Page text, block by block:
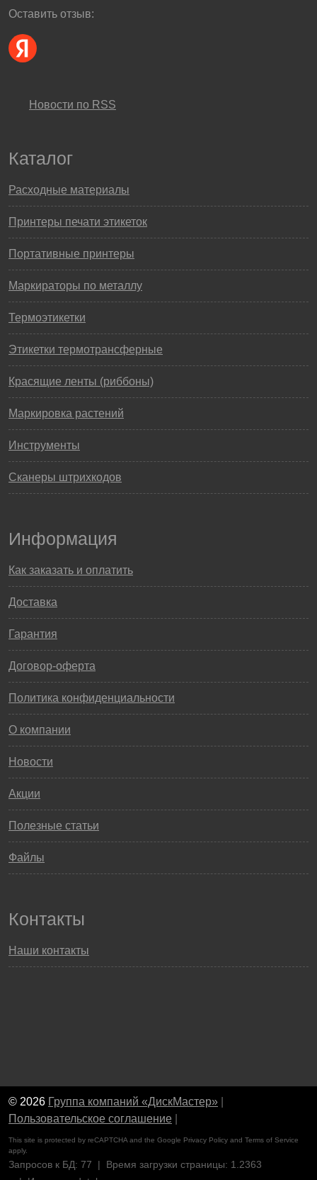
Оставить отзыв:
Новости по RSS
Каталог
Расходные материалы
Принтеры печати этикеток
Портативные принтеры
Маркираторы по металлу
Термоэтикетки
Этикетки термотрансферные
Красящие ленты (риббоны)
Маркировка растений
Инструменты
Сканеры штрихкодов
Информация
Как заказать и оплатить
Доставка
Гарантия
Договор-оферта
Политика конфиденциальности
О компании
Новости
Акции
Полезные статьи
Файлы
Контакты
Наши контакты
© 2026 Группа компаний «ДискМастер»
Пользовательское соглашение
This site is protected by reCAPTCHA and the Google Privacy Policy and Terms of Service
apply.
Запросов к БД: 77 | Время загрузки страницы: 1.2363